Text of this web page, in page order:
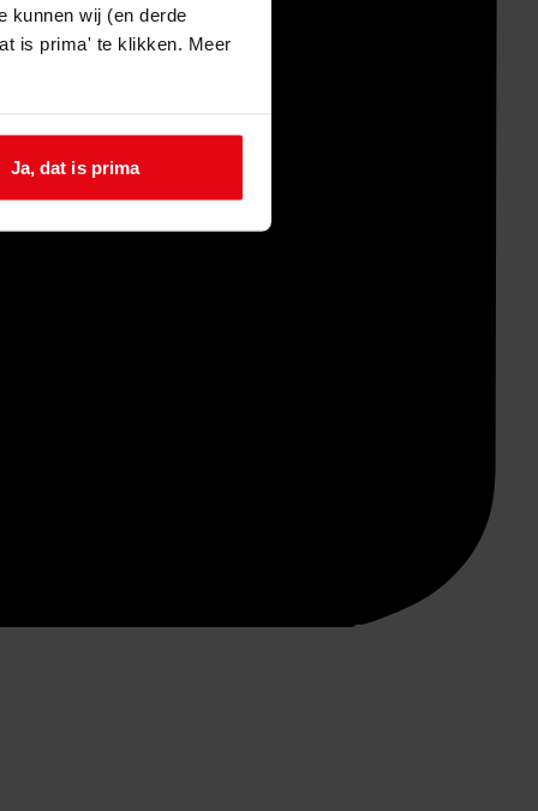
kunnen wij (en derde
is prima' te klikken. Meer
Ja, dat is prima